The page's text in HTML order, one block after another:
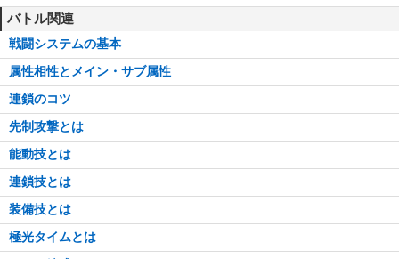
バトル関連
戦闘システムの基本
属性相性とメイン・サブ属性
連鎖のコツ
先制攻撃とは
能動技とは
連鎖技とは
装備技とは
極光タイムとは